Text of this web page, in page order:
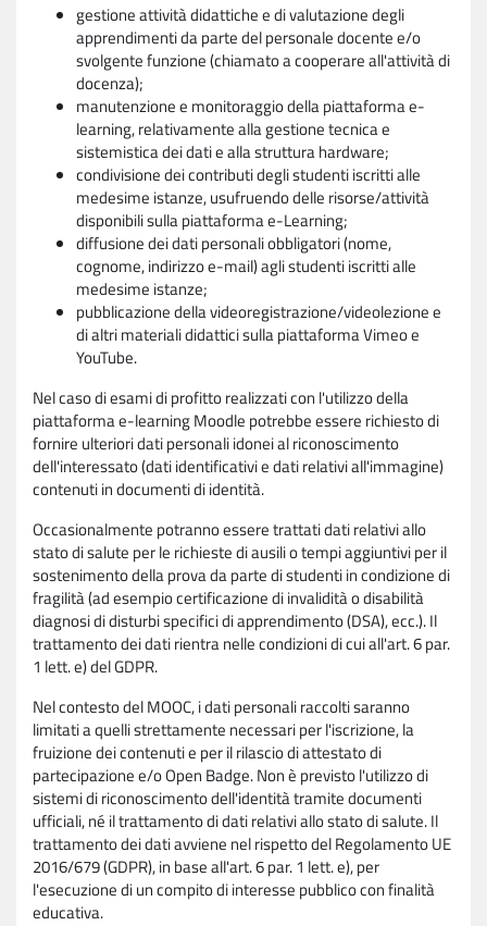
gestione attività didattiche e di valutazione degli
apprendimenti da parte del personale docente e/o
svolgente funzione (chiamato a cooperare all'attività di
docenza);
manutenzione e monitoraggio della piattaforma e-
learning, relativamente alla gestione tecnica e
sistemistica dei dati e alla struttura hardware;
condivisione dei contributi degli studenti iscritti alle
medesime istanze, usufruendo delle risorse/attività
disponibili sulla piattaforma e-Learning;
diffusione dei dati personali obbligatori (nome,
cognome, indirizzo e-mail) agli studenti iscritti alle
medesime istanze;
pubblicazione della videoregistrazione/videolezione e
di altri materiali didattici sulla piattaforma Vimeo e
YouTube.
Nel caso di esami di profitto realizzati con l'utilizzo della
piattaforma e-learning Moodle potrebbe essere richiesto di
fornire ulteriori dati personali idonei al riconoscimento
dell'interessato (dati identificativi e dati relativi all'immagine)
contenuti in documenti di identità.
Occasionalmente potranno essere trattati dati relativi allo
stato di salute per le richieste di ausili o tempi aggiuntivi per il
sostenimento della prova da parte di studenti in condizione di
fragilità (ad esempio certificazione di invalidità o disabilità
diagnosi di disturbi specifici di apprendimento (DSA), ecc.). Il
trattamento dei dati rientra nelle condizioni di cui all'art. 6 par.
1 lett. e) del GDPR.
Nel contesto del MOOC, i dati personali raccolti saranno
limitati a quelli strettamente necessari per l'iscrizione, la
fruizione dei contenuti e per il rilascio di attestato di
partecipazione e/o Open Badge. Non è previsto l'utilizzo di
sistemi di riconoscimento dell'identità tramite documenti
ufficiali, né il trattamento di dati relativi allo stato di salute. Il
trattamento dei dati avviene nel rispetto del Regolamento UE
2016/679 (GDPR), in base all'art. 6 par. 1 lett. e), per
l'esecuzione di un compito di interesse pubblico con finalità
educativa.